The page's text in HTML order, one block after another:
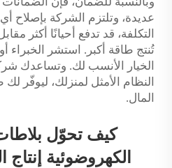
عديدة، وتلتزم الشركة بإصلاح
التكلفة، قد تدفع أحيانًا أكثر
تُنتج طاقة أكبر. استشر الخبراء
النظام الأمثل لمنزلك، ليوفّر
المال.
كيف تحوّل
الكهروضوئية